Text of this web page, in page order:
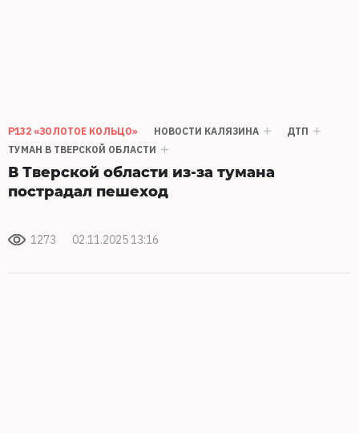
Р132 «ЗОЛОТОЕ КОЛЬЦО» НОВОСТИ КАЛЯЗИНА
ДТП
ТУМАН В ТВЕРСКОЙ ОБЛАСТИ
В Тверской области из-за тумана
пострадал пешеход
1273 02.11.2025 13:16